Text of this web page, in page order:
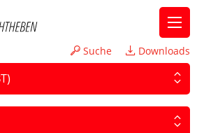
Suche Downloads